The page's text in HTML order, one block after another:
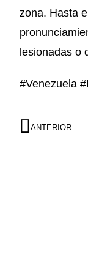
zona. Hasta
lesionadas o
#Venezuela
ANTERIOR